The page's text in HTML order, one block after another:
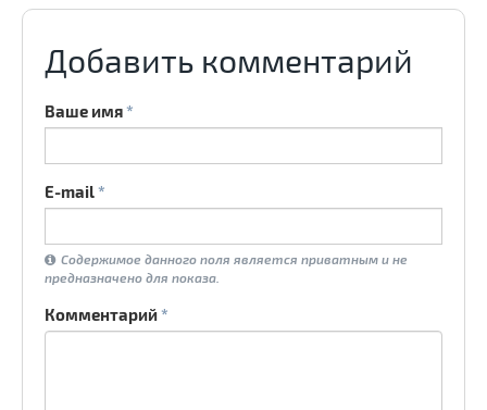
Добавить комментарий
Ваше имя*
E-mail*
Содержимое данного поля является приватным и не
предназначено для показа.
Комментарий*